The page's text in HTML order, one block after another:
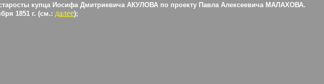
купца Иосифа Дмитриевича АКУЛОВА по проекту Павла Алексеевича МАЛАХОВА.
1851 г. (см.: далее);